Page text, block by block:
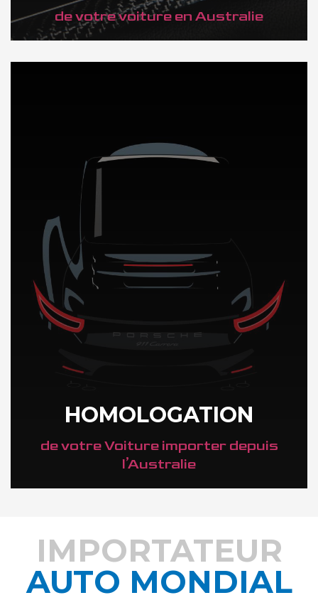
de votre voiture en Australie
DÉCOUVREZ NOTRE IMPORTATION AUTO en Australie
HOMOLOGATION
de votre Voiture importer depuis
l’Australie
DÉCOUVREZ COMMENT
IMPORTATEUR
AUTO MONDIAL